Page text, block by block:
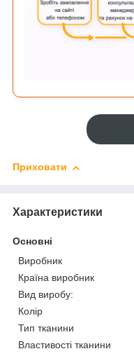
Приховати
Характеристики
Основні
Виробник
Країна виробник
Вид виробу:
Колір
Тип тканини
Властивості тканини